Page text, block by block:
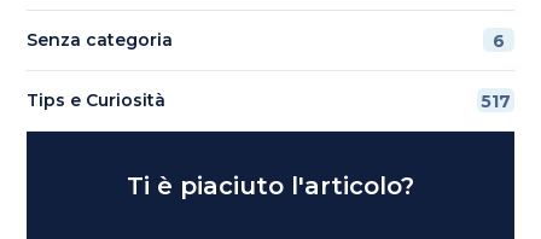
Senza categoria 6
Tips e Curiosità 517
Ti è piaciuto l'articolo?